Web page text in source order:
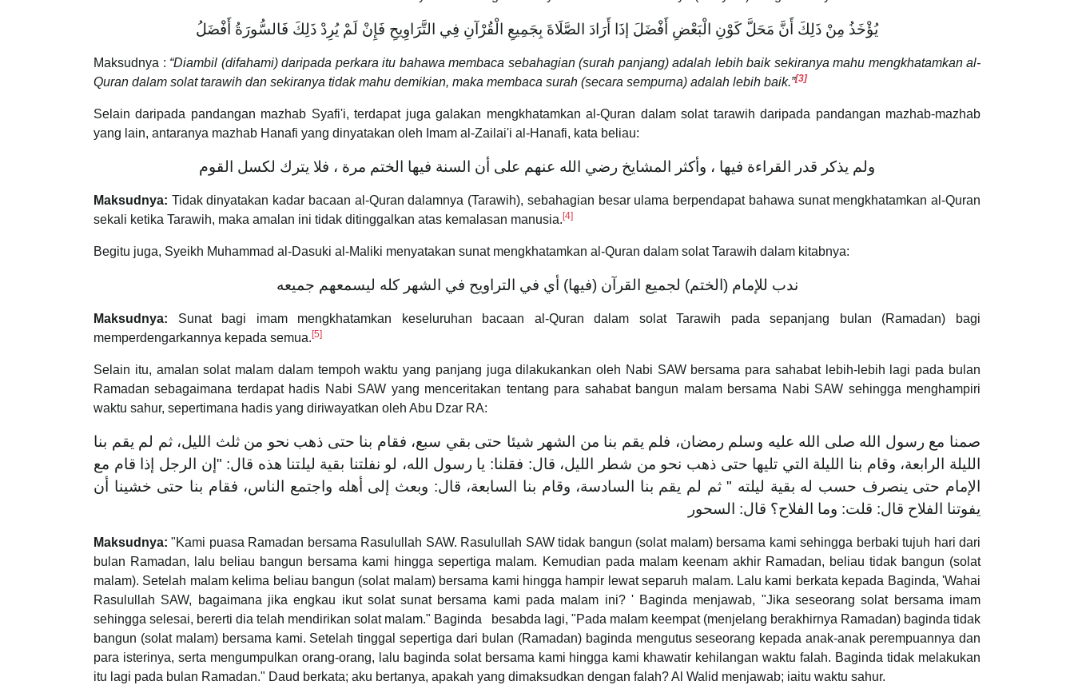
يُؤْخَذُ مِنْ ذَلِكَ أَنَّ مَحَلَّ كَوْنِ الْبَعْضِ أَفْضَلَ إذَا أَرَادَ الصَّلَاةَ بِجَمِيعِ الْقُرْآنِ فِي التَّرَاوِيحِ فَإِنْ لَمْ يُرِدْ ذَلِكَ فَالسُّورَةُ أَفْضَلُ
Maksudnya : “Diambil (difahami) daripada perkara itu bahawa membaca sebahagian (surah panjang) adalah lebih baik sekiranya mahu mengkhatamkan al-
Quran dalam solat tarawih dan sekiranya tidak mahu demikian, maka membaca surah (secara sempurna) adalah lebih baik.”[3]
Selain daripada pandangan mazhab Syafi'i, terdapat juga galakan mengkhatamkan al-Quran dalam solat tarawih daripada pandangan mazhab-mazhab
yang lain, antaranya mazhab Hanafi yang dinyatakan oleh Imam al-Zailai'i al-Hanafi, kata beliau:
ولم يذكر قدر القراءة فيها ، وأكثر المشايخ رضي الله عنهم على أن السنة فيها الختم مرة ، فلا يترك لكسل القوم
Maksudnya: Tidak dinyatakan kadar bacaan al-Quran dalamnya (Tarawih), sebahagian besar ulama berpendapat bahawa sunat mengkhatamkan al-Quran
sekali ketika Tarawih, maka amalan ini tidak ditinggalkan atas kemalasan manusia. [4]
Begitu juga, Syeikh Muhammad al-Dasuki al-Maliki menyatakan sunat mengkhatamkan al-Quran dalam solat Tarawih dalam kitabnya:
‌ندب ‌للإمام (‌الختم) ‌لجميع ‌القرآن (‌فيها) ‌أي ‌في ‌التراويح ‌في ‌الشهر ‌كله ‌ليسمعهم ‌جميعه
Maksudnya: Sunat bagi imam mengkhatamkan keseluruhan bacaan al-Quran dalam solat Tarawih pada sepanjang bulan (Ramadan) bagi
memperdengarkannya kepada semua. [5]
Selain itu, amalan solat malam dalam tempoh waktu yang panjang juga dilakukankan oleh Nabi SAW bersama para sahabat lebih-lebih lagi pada bulan
Ramadan sebagaimana terdapat hadis Nabi SAW yang menceritakan tentang para sahabat bangun malam bersama Nabi SAW sehingga menghampiri
waktu sahur, sepertimana hadis yang diriwayatkan oleh Abu Dzar RA:
صمنا مع رسول الله صلى الله عليه وسلم رمضان، فلم يقم بنا من الشهر شيئا حتى بقي سبع، فقام بنا حتى ذهب نحو من ثلث الليل، ثم لم يقم بنا
الليلة الرابعة، وقام بنا الليلة التي تليها حتى ذهب نحو من شطر الليل، قال: فقلنا: يا رسول الله، لو نفلتنا بقية ليلتنا هذه قال: "إن الرجل إذا قام مع
الإمام حتى ينصرف حسب له بقية ليلته " ثم لم يقم بنا السادسة، وقام بنا السابعة، قال: وبعث إلى أهله واجتمع الناس، فقام بنا حتى خشينا أن
يفوتنا الفلاح قال: قلت: وما الفلاح؟ قال: السحور
Maksudnya: "Kami puasa Ramadan bersama Rasulullah SAW. Rasulullah SAW tidak bangun (solat malam) bersama kami sehingga berbaki tujuh hari dari
bulan Ramadan, lalu beliau bangun bersama kami hingga sepertiga malam. Kemudian pada malam keenam akhir Ramadan, beliau tidak bangun (solat
malam). Setelah malam kelima beliau bangun (solat malam) bersama kami hingga hampir lewat separuh malam. Lalu kami berkata kepada Baginda, 'Wahai
Rasulullah SAW, bagaimana jika engkau ikut solat sunat bersama kami pada malam ini? ' Baginda menjawab, "Jika seseorang solat bersama imam
sehingga selesai, bererti dia telah mendirikan solat malam." Baginda besabda lagi, "Pada malam keempat (menjelang berakhirnya Ramadan) baginda tidak
bangun (solat malam) bersama kami. Setelah tinggal sepertiga dari bulan (Ramadan) baginda mengutus seseorang kepada anak-anak perempuannya dan
para isterinya, serta mengumpulkan orang-orang, lalu baginda solat bersama kami hingga kami khawatir kehilangan waktu falah. Baginda tidak melakukan
itu lagi pada bulan Ramadan." Daud berkata; aku bertanya, apakah yang dimaksudkan dengan falah? Al Walid menjawab; iaitu waktu sahur.